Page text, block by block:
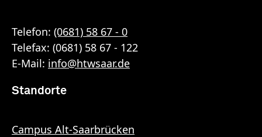
Telefon: (0681) 58 67 - 0
Telefax: (0681) 58 67 - 122
E-Mail: info@htwsaar.de
Standorte
Campus Alt-Saarbrücken